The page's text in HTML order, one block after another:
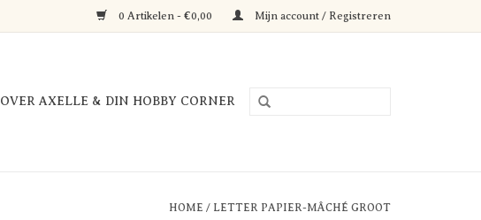
0 Artikelen - €0,00 Mijn account / Registreren
OVER AXELLE & DIN HOBBY CORNER
HOME / LETTER PAPIER-MÂCHÉ GROOT